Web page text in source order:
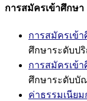
การสมัครเข้าศึกษา
การสมัครเข้
ศึกษาระดับ
การสมัครเข้
ศึกษาระดับบั
ค่าธรรมเนีย